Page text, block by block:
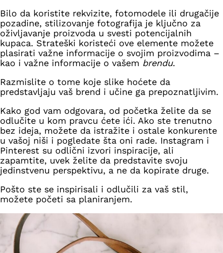
Bilo da koristite rekvizite, fotomodele ili drugačije
pozadine, stilizovanje fotografija je ključno za
oživljavanje proizvoda u svesti potencijalnih
kupaca. Strateški koristeći ove elemente možete
plasirati važne informacije o svojim proizvodima –
kao i važne informacije o vašem brendu.
Razmislite o tome koje slike hoćete da
predstavljaju vaš brend i učine ga prepoznatljivim.
Kako god vam odgovara, od početka želite da se
odlučite u kom pravcu ćete ići. Ako ste trenutno
bez ideja, možete da istražite i ostale konkurente
u vašoj niši i pogledate šta oni rade. Instagram i
Pinterest su odlični izvori inspiracije, ali
zapamtite, uvek želite da predstavite svoju
jedinstvenu perspektivu, a ne da kopirate druge.
Pošto ste se inspirisali i odlučili za vaš stil,
možete početi sa planiranjem.